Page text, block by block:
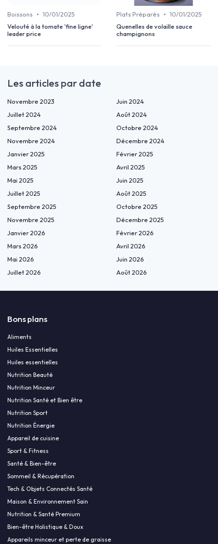
Boissons • 10/01/2025
Velouté à la tomate 'fine ligne'
leader price
Plats Préparés • 10/01/2025
Quenelles de volaille sauce
champignons
Les articles par date
Novembre 2023
Juin 2024
Juillet 2024
Août 2024
Septembre 2024
Octobre 2024
Novembre 2024
Décembre 2024
Janvier 2025
Février 2025
Mars 2025
Avril 2025
Mai 2025
Juin 2025
Juillet 2025
Août 2025
Septembre 2025
Octobre 2025
Novembre 2025
Décembre 2025
Janvier 2026
Février 2026
Mars 2026
Avril 2026
Mai 2026
Juin 2026
Juillet 2026
Août 2026
Bons plans
Aliments
Huiles Essentielles
Huiles essentielles
Nutrition Beauté
Nutrition Minceur
Nutrition Santé et Bien être
Nutrition Sport
Nutrition Énergie
Appareil de cuisine
Sport & Fitness
Santé & Bien-être
Sommeil & Récupération
Tech & Objets Connectés Santé
Maison & Environnement Sain
Nutrition & Santé Premium
Bien-être Holistique & Doux
Appareils minceur et perte de graisse